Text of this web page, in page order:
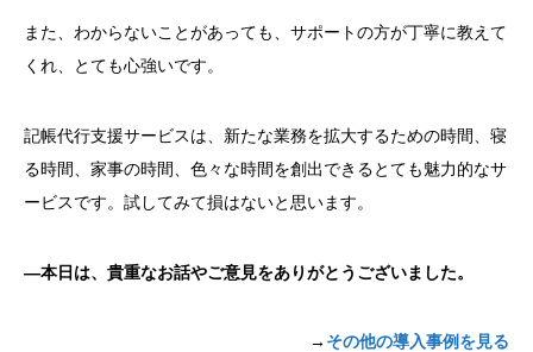
また、わからないことがあっても、サポートの方が丁寧に教えて
くれ、とても心強いです。
記帳代行支援サービスは、新たな業務を拡大するための時間、寝
る時間、家事の時間、色々な時間を創出できるとても魅力的なサ
ービスです。試してみて損はないと思います。
―本日は、貴重なお話やご意見をありがとうございました。
→ その他の導入事例を見る